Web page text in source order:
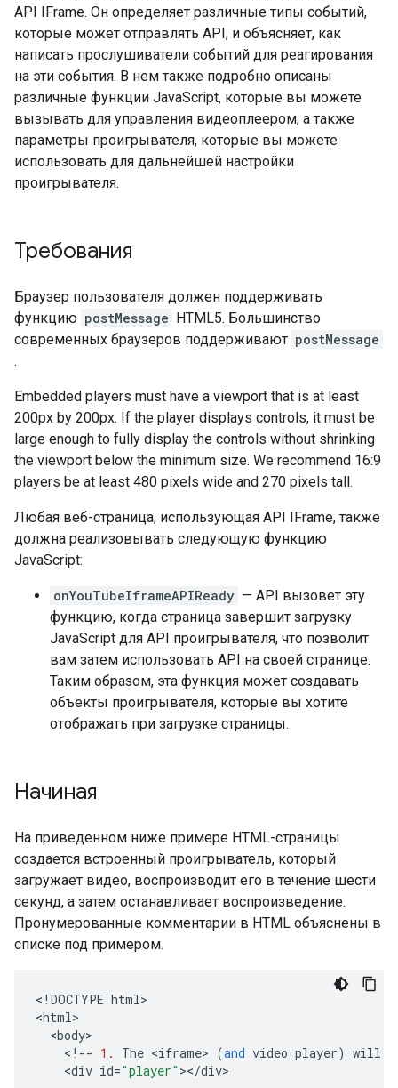
API IFrame. Он определяет различные типы событий,
которые может отправлять API, и объясняет, как
написать прослушиватели событий для реагирования
на эти события. В нем также подробно описаны
различные функции JavaScript, которые вы можете
вызывать для управления видеоплеером, а также
параметры проигрывателя, которые вы можете
использовать для дальнейшей настройки
проигрывателя.
Требования
Браузер пользователя должен поддерживать
функцию postMessage HTML5. Большинство
современных браузеров поддерживают postMessage
.
Embedded players must have a viewport that is at least
200px by 200px. If the player displays controls, it must be
large enough to fully display the controls without shrinking
the viewport below the minimum size. We recommend 16:9
players be at least 480 pixels wide and 270 pixels tall.
Любая веб-страница, использующая API IFrame, также
должна реализовывать следующую функцию
JavaScript:
onYouTubeIframeAPIReady — API вызовет эту
функцию, когда страница завершит загрузку
JavaScript для API проигрывателя, что позволит
вам затем использовать API на своей странице.
Таким образом, эта функция может создавать
объекты проигрывателя, которые вы хотите
отображать при загрузке страницы.
Начиная
На приведенном ниже примере HTML-страницы
создается встроенный проигрыватель, который
загружает видео, воспроизводит его в течение шести
секунд, а затем останавливает воспроизведение.
Пронумерованные комментарии в HTML объяснены в
списке под примером.
< ! DOCTYPE html>
<html
<body
< !-- 1. The <iframe> (and video player) will
<div id="player" ></div>